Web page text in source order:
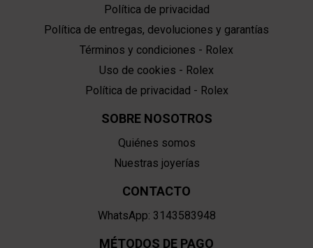
Política de privacidad
Política de entregas, devoluciones y garantías
Términos y condiciones - Rolex
Uso de cookies - Rolex
Política de privacidad - Rolex
SOBRE NOSOTROS
Quiénes somos
Nuestras joyerías
CONTACTO
WhatsApp: 3143583948
MÉTODOS DE PAGO